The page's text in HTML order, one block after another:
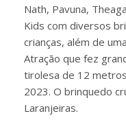
Nath, Pavuna,
Kids com diversos
crianças, além de
Atração que fez
tirolesa de 12
2023. O brinquedo
Laranjeiras.